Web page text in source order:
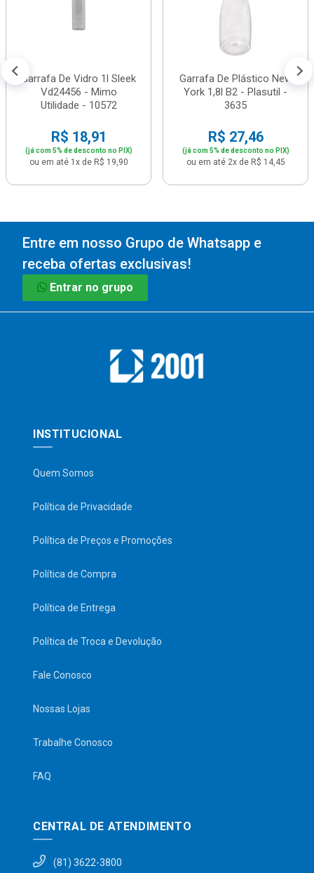
Garrafa De Vidro 1l Sleek
Vd24456 - Mimo
Utilidade - 10572
R$ 18,91
(já com 5% de desconto no PIX)
ou em até 1x de R$ 19,90
Garrafa De Plástico New
York 1,8l B2 - Plasutil -
3635
R$ 27,46
(já com 5% de desconto no PIX)
ou em até 2x de R$ 14,45
Entre em nosso Grupo de Whatsapp e
receba ofertas exclusivas!
Entrar no grupo
INSTITUCIONAL
Quem Somos
Política de Privacidade
Política de Preços e Promoções
Política de Compra
Política de Entrega
Política de Troca e Devolução
Fale Conosco
Nossas Lojas
Trabalhe Conosco
FAQ
CENTRAL DE ATENDIMENTO
(81) 3622-3800